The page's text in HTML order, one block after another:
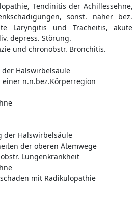
Tendinitis der Achillessehne,
sonst. näher bez.
Laryngitis und Tracheitis, akute
depress. Störung.
und chronobstr. Bronchitis.
Halswirbelsäule
n.n.bez.Körperregion
der Halswirbelsäule
der oberen Atemwege
Lungenkrankheit
mit Radikulopathie